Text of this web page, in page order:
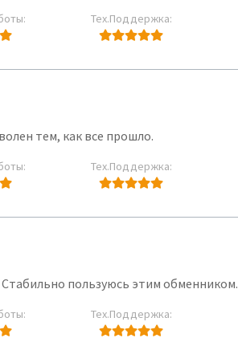
Тех.Поддержка:
тем, как все прошло.
Тех.Поддержка:
пользуюсь этим обменником.
Тех.Поддержка: